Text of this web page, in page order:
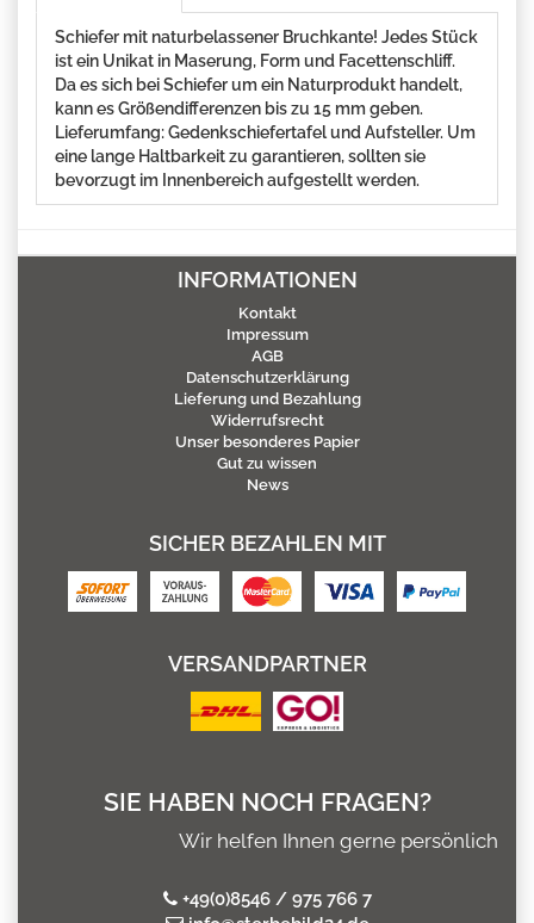
Schiefer mit naturbelassener Bruchkante! Jedes Stück
ist ein Unikat in Maserung, Form und Facettenschliff.
Da es sich bei Schiefer um ein Naturprodukt handelt,
kann es Größendifferenzen bis zu 15 mm geben.
Lieferumfang: Gedenkschiefertafel und Aufsteller. Um
eine lange Haltbarkeit zu garantieren, sollten sie
bevorzugt im Innenbereich aufgestellt werden.
INFORMATIONEN
Kontakt
Impressum
AGB
Datenschutzerklärung
Lieferung und Bezahlung
Widerrufsrecht
Unser besonderes Papier
Gut zu wissen
News
SICHER BEZAHLEN MIT
VERSANDPARTNER
SIE HABEN NOCH FRAGEN?
Wir helfen Ihnen gerne persönlich
+49(0)8546 / 975 766 7